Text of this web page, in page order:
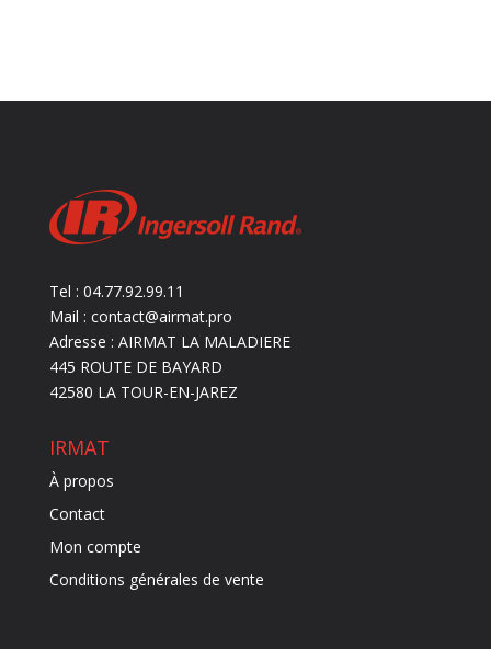
Tel : 04.77.92.99.11
Mail : contact@airmat.pro
Adresse : AIRMAT LA MALADIERE
445 ROUTE DE BAYARD
42580 LA TOUR-EN-JAREZ
IRMAT
À propos
Contact
Mon compte
Conditions générales de vente